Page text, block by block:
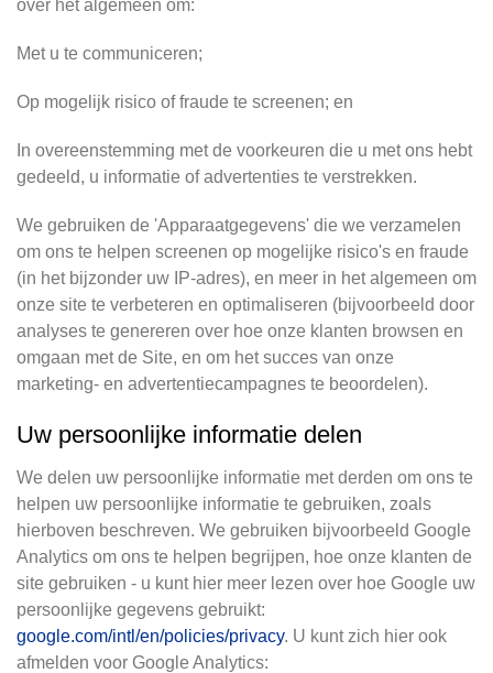
over het algemeen om:
Met u te communiceren;
Op mogelijk risico of fraude te screenen; en
In overeenstemming met de voorkeuren die u met ons hebt
gedeeld, u informatie of advertenties te verstrekken.
We gebruiken de 'Apparaatgegevens' die we verzamelen
om ons te helpen screenen op mogelijke risico's en fraude
(in het bijzonder uw IP-adres), en meer in het algemeen om
onze site te verbeteren en optimaliseren (bijvoorbeeld door
analyses te genereren over hoe onze klanten browsen en
omgaan met de Site, en om het succes van onze
marketing- en advertentiecampagnes te beoordelen).
Uw persoonlijke informatie delen
We delen uw persoonlijke informatie met derden om ons te
helpen uw persoonlijke informatie te gebruiken, zoals
hierboven beschreven. We gebruiken bijvoorbeeld Google
Analytics om ons te helpen begrijpen, hoe onze klanten de
site gebruiken - u kunt hier meer lezen over hoe Google uw
persoonlijke gegevens gebruikt:
google.com/intl/en/policies/privacy. U kunt zich hier ook
afmelden voor Google Analytics: